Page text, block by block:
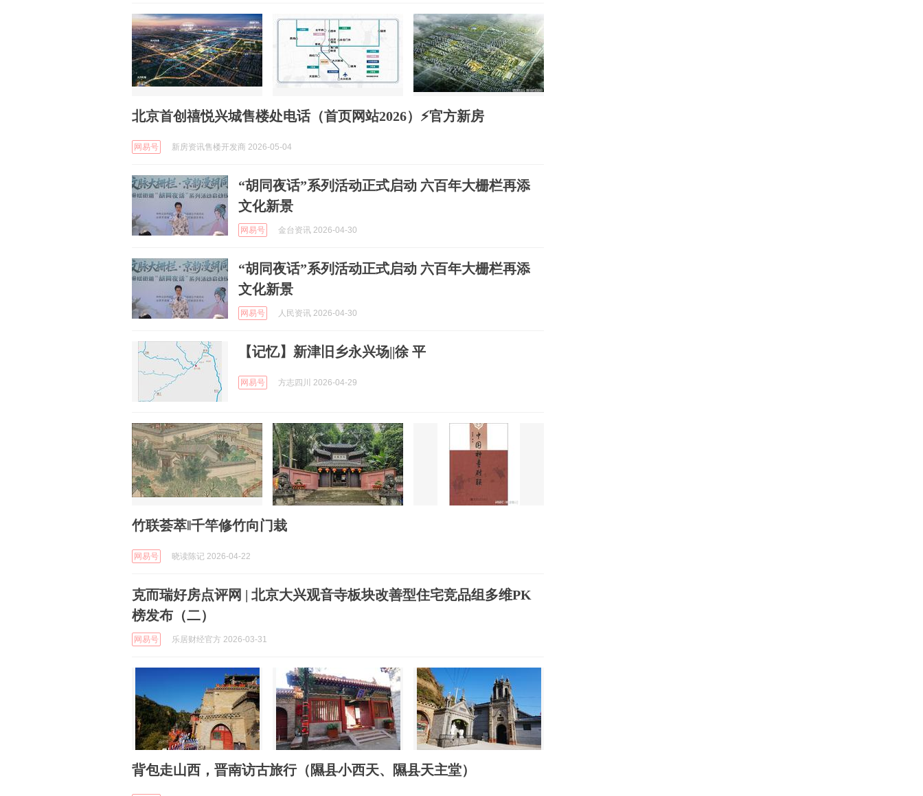
北京首创禧悦兴城售楼处电话（首页网站2026）⚡官方新房
网易号 新房资讯售楼开发商 2026-05-04
“胡同夜话”系列活动正式启动 六百年大栅栏再添
文化新景
网易号 金台资讯 2026-04-30
“胡同夜话”系列活动正式启动 六百年大栅栏再添
文化新景
网易号 人民资讯 2026-04-30
【记忆】新津旧乡永兴场||徐 平
网易号 方志四川 2026-04-29
竹联荟萃‖千竿修竹向门栽
网易号 晓读陈记 2026-04-22
克而瑞好房点评网 | 北京大兴观音寺板块改善型住宅竞品组多维PK
榜发布（二）
网易号 乐居财经官方 2026-03-31
背包走山西，晋南访古旅行（隰县小西天、隰县天主堂）